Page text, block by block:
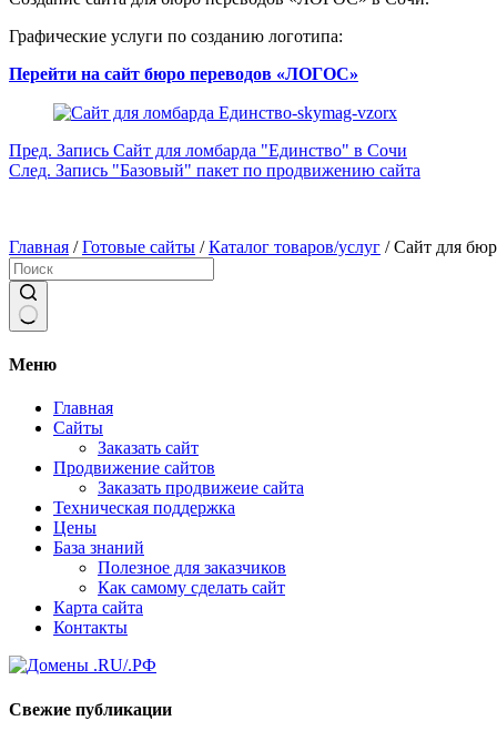
Графические услуги по созданию логотипа:
Перейти на сайт бюро переводов «ЛОГОС»
Пред. Запись Сайт для ломбарда "Единство" в Сочи
След. Запись "Базовый" пакет по продвижению сайта
Главная / Готовые сайты / Каталог товаров/услуг /Сайт для
не
Меню
Главная
Сайты
Заказать сайт
Продвижение сайтов
Заказать продвижеие сайта
Техническая поддержка
Цены
База знаний
Полезное для заказчиков
Как самому сделать сайт
Карта сайта
Контакты
Свежие публикации